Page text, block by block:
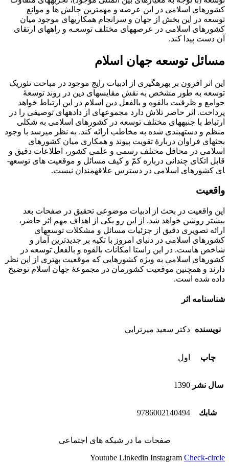
کشورهای اسلامی در این عرصه و مهمترین چالش ها و موانع
توسعه در این بخش از جهان و سرانجام همکاری­های موجود میان
کشورهای اسلامی در عرصه­های مختلف توسعـه و راه­های ارتقای
آن دست پیدا کند.
مسائل توسعه جهان اسلام
این اثر افزون بر بهره­گیری از ادبیات رایج موجود در مباحث تئوریک
توسعه به طور مشخص به نقش مقایسه­ای دین در روند توسعۀ
جوامع و ظرفیت بالقوه و بالفعل دین اسلام در این ارتباط خواهد
پرداخت. اثر حاضر تلاش دارد مجموعه­ای از داده­های توصیفی را در
ارتباط با جنبه­های مختلف توسعه در کشورهای اسلامی به شکلی
منظم و دسته­بندی شده به مخاطب ارائه کند. به نظر می­رسد با وجود
بحث­های فراوان دربارۀ تقویت پیوند و همکاری میان کشورهای
اسلامی در محافل مختلف رسمی و علمی کشور، اطلاعات دقیق و
قابل اتکای چندانی درباره کمّ و کیف مسائل و موقعیت های توسعه­
ای کشورهای اسلامی در دسترس علاقه­مندان نیست.
واقعیت
این واقعیت در بحث از ادبیات موضوعی تحقیق در صفحات بعد
بیشتر روشن خواهد شد. از این رو یکی از اهداف مهم اثر حاضر،
ارائه تصویری دقیق از جزئیات مسائل و مشکلات توسعه­ای
کشورهای اسلامی در دنیای امروز با تکیه بر جدیدترین آمار و
شاخص هاست. در این راستا امکانات بالقوه و بالفعل توسعه در
کشورهای اسلامی به ویژه کشورهایی که موقعیت بهتری از این نظر
دارند و همچنین موقعیت کشورمان در مجموعۀ جهان اسلام توضیح
داده شده است.
شناسنامه اثر
نویسنده دكتر سعید میرترابی
چاپ اول
سال نشر 1390
شابك 9786002140494
صفحات ما در شبکه های اجتماعی
Youtube Linkedin Instagram Check-circle